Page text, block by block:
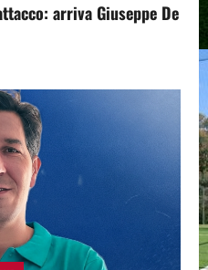
arriva Giuseppe De